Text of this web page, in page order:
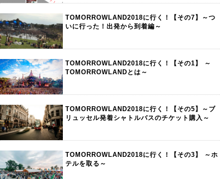
TOMORROWLAND2018に行く！【その7】～つ
いに行った！出発から到着編～
TOMORROWLAND2018に行く！【その1】 ～
TOMORROWLANDとは～
TOMORROWLAND2018に行く！【その5】～ブ
リュッセル発着シャトルバスのチケット購入～
TOMORROWLAND2018に行く！【その3】 ～ホ
テルを取る～